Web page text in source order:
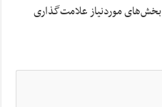
بخش‌های موردنیاز علامت‌گذاری